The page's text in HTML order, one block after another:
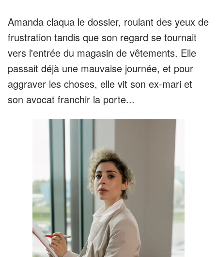
Amanda claqua le dossier, roulant des yeux de
frustration tandis que son regard se tournait
vers l'entrée du magasin de vêtements. Elle
passait déjà une mauvaise journée, et pour
aggraver les choses, elle vit son ex-mari et
son avocat franchir la porte...